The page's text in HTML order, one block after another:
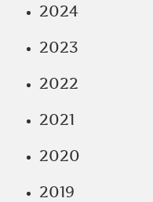
2024
2023
2022
2021
2020
2019